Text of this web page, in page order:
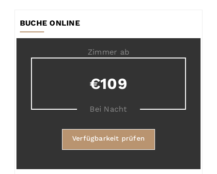
BUCHE ONLINE
Zimmer ab
€109
Bei Nacht
Verfügbarkeit prüfen